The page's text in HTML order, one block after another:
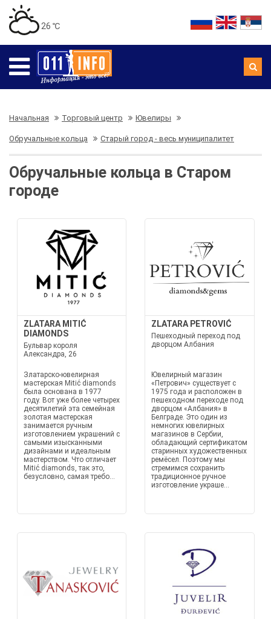
26 ℃
Начальная Торговый центр Ювелиры
Обручальные кольца Старый город - весь муниципалитет
Обручальные кольца в Старом
городе
ZLATARA MITIĆ
DIAMONDS
Бульвар короля
Александра, 26
Златарско-ювелирная
мастерская Mitić diamonds
была основана в 1977
году. Вот уже более четырех
десятилетий эта семейная
золотая мастерская
занимается ручным
изготовлением украшений с
самыми изысканными
дизайнами и идеальным
мастерством. Что отличает
Mitić diamonds, так это,
безусловно, самая требо...
ZLATARA PETROVIĆ
Пешеходный переход под
дворцом Албания
Ювелирный магазин
«Петрович» существует с
1975 года и расположен в
пешеходном переходе под
дворцом «Албания» в
Белграде. Это один из
немногих ювелирных
магазинов в Сербии,
обладающий сертификатом
старинных художественных
ремёсел. Поэтому мы
стремимся сохранить
традиционное ручное
изготовление украше...